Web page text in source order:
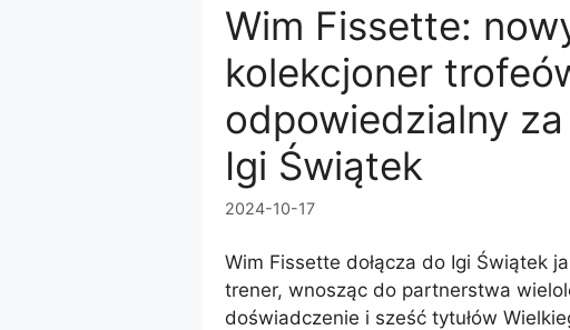
Wim Fissette:
kolekcjoner
odpowiedzialny
Igi Świątek
2024-10-17
Wim Fissette dołącza do Igi Świątek
trener, wnosząc do partnerstwa
doświadczenie i sześć tytułów